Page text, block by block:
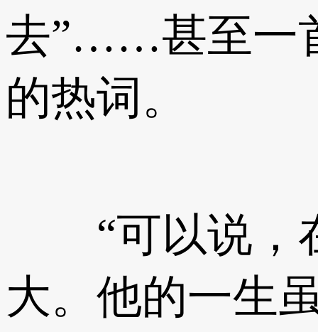
去”……甚至一
的热词。
“可以说，在
大。他的一生